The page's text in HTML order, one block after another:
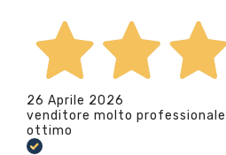
26 Aprile 2026
venditore molto
ottimo